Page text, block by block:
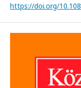
https://doi.org/